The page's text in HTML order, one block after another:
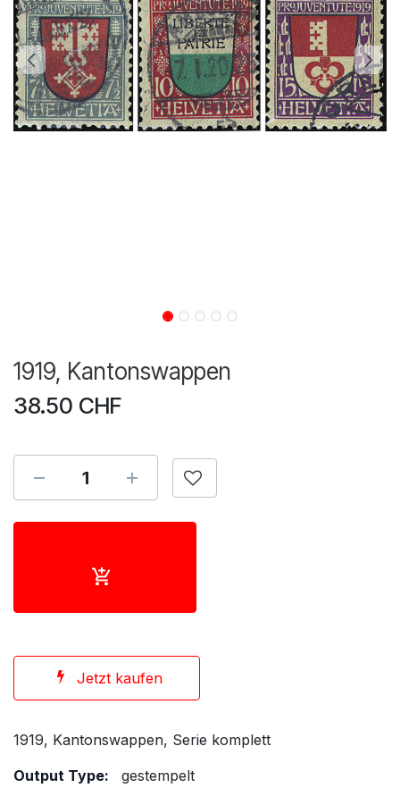
1919, Kantonswappen
38.50 CHF
Jetzt kaufen
1919, Kantonswappen, Serie komplett
Output Type:
gestempelt